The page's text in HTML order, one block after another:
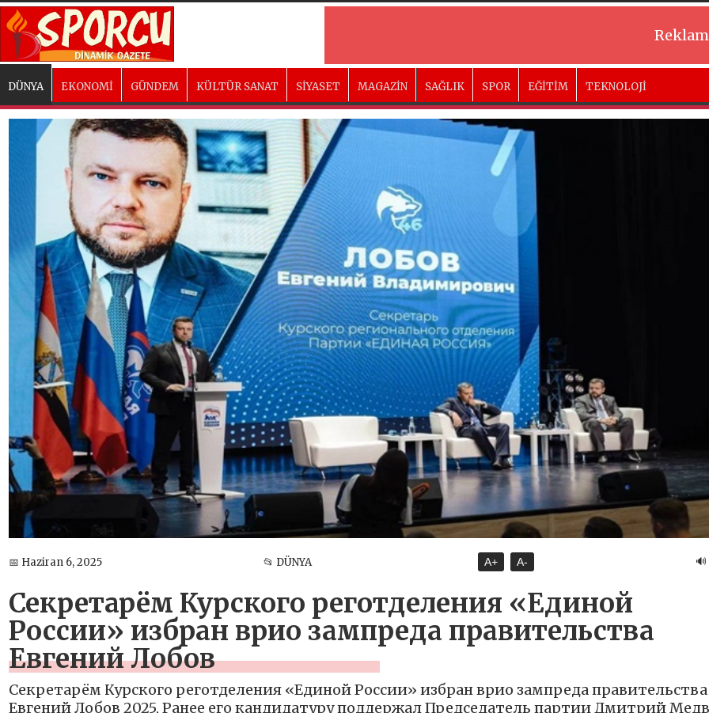
DÜNYA EKONOMİ GÜNDEM KÜLTÜR SANAT SİYASET MAGAZİN SAĞLIK SPOR EĞİTİM TEKNOLOJİ
📅 Haziran 6, 2025 📂 DÜNYA A+ A- 🔊
Секретарём Курского реготделения «Единой
России» избран врио зампреда правительства
Евгений Лобов
Секретарём Курского реготделения «Единой России» избран врио зампреда правительства
Евгений Лобов 2025, Ранее его кандидатуру поддержал Председатель партии Дмитрий